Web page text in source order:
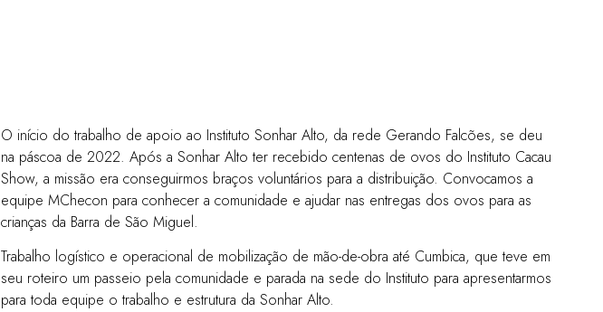
O início do trabalho de apoio ao Instituto Sonhar Alto, da rede Gerando Falcões, se deu
na páscoa de 2022. Após a Sonhar Alto ter recebido centenas de ovos do Instituto Cacau
Show, a missão era conseguirmos braços voluntários para a distribuição. Convocamos a
equipe MChecon para conhecer a comunidade e ajudar nas entregas dos ovos para as
crianças da Barra de São Miguel.
Trabalho logístico e operacional de mobilização de mão-de-obra até Cumbica, que teve em
seu roteiro um passeio pela comunidade e parada na sede do Instituto para apresentarmos
para toda equipe o trabalho e estrutura da Sonhar Alto.